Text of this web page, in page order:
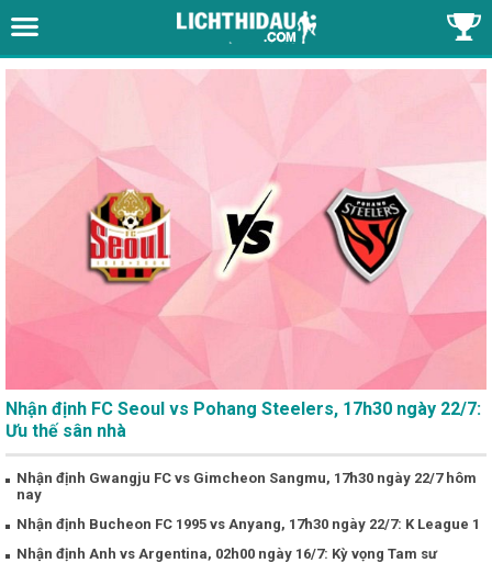
Nhận định FC Seoul vs Pohang Steelers, 17h30 ngày 22/7:
Ưu thế sân nhà
Nhận định Gwangju FC vs Gimcheon Sangmu, 17h30 ngày 22/7 hôm
nay
Nhận định Bucheon FC 1995 vs Anyang, 17h30 ngày 22/7: K League 1
Nhận định Anh vs Argentina, 02h00 ngày 16/7: Kỳ vọng Tam sư